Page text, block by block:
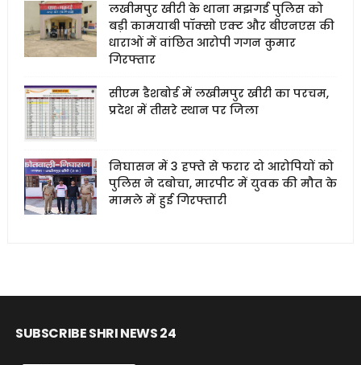
लखीमपुर खीरी के थाना मझगई पुलिस को
बड़ी कामयाबी पॉक्सो एक्ट और बीएनएस की
धाराओं में वांछित आरोपी गगन कुमार
गिरफ्तार
सीएम डैशबोर्ड में लखीमपुर खीरी का परचम,
प्रदेश में तीसरे स्थान पर जिला
निघासन में 3 हफ्ते से फरार दो आरोपियों को
पुलिस ने दबोचा, मारपीट में युवक की मौत के
मामले में हुई गिरफ्तारी
SUBSCRIBE SHRI NEWS 24